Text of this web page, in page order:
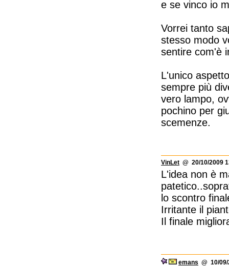
e se vinco io
Vorrei tanto
stesso modo
sentire com'è
L'unico
sempre più
vero lampo,
pochino per
scemenze.
VinLet @ 20/10/2009
L'idea non è
lo scontro
Irritante il
Il finale
emans @ 10/